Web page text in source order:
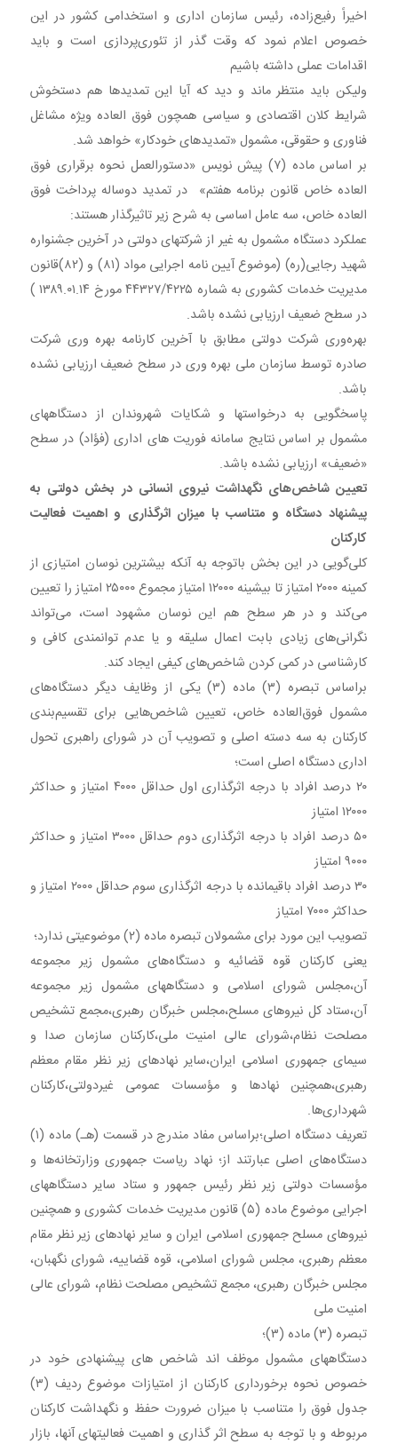
اخیراً رفیع‌زاده، رئیس سازمان اداری و استخدامی کشور در این
خصوص اعلام نمود که وقت گذر از تئوری‌پردازی است و باید
اقدامات عملی داشته باشیم
ولیکن باید منتظر ماند و دید که آیا این تمدیدها هم دستخوش
شرایط کلان اقتصادی و سیاسی همچون فوق العاده ویژه مشاغل
فناوری و حقوقی، مشمول «تمدیدهای خودکار» خواهد شد.
بر اساس ماده (۷) پیش نویس «دستورالعمل نحوه برقراری فوق
العاده خاص قانون برنامه هفتم» در تمدید دوساله پرداخت فوق
العاده خاص، سه عامل اساسی به شرح زیر تاثیرگذار هستند:
عملکرد دستگاه مشمول به غیر از شرکتهای دولتی در آخرین جشنواره
شهید رجایی(ره) (موضوع آیین نامه اجرایی مواد (۸۱) و (۸۲)قانون
مدیریت خدمات کشوری به شماره ۴۴۳۲۷/۴۲۲۵ مورخ ۱۳۸۹.۰۱.۱۴ )
در سطح ضعیف ارزیابی نشده باشد.
بهره‌وری شرکت دولتی مطابق با آخرین کارنامه بهره وری شرکت
صادره توسط سازمان ملی بهره وری در سطح ضعیف ارزیابی نشده
باشد.
پاسخگویی به درخواستها و شکایات شهروندان از دستگاههای
مشمول بر اساس نتایج سامانه فوریت های اداری (فؤاد) در سطح
«ضعیف» ارزیابی نشده باشد.
تعیین شاخص‌های نگهداشت نیروی انسانی در بخش دولتی به
پیشنهاد دستگاه و متناسب با میزان اثرگذاری و اهمیت فعالیت
کارکنان
کلی‌گویی در این بخش باتوجه به آنکه بیشترین نوسان امتیازی از
کمینه ۲۰۰۰ امتیاز تا بیشینه ۱۲۰۰۰ امتیاز مجموع ۲۵۰۰۰ امتیاز را تعیین
می‌کند و در هر سطح هم این نوسان مشهود است، می‌تواند
نگرانی‌های زیادی بابت اعمال سلیقه و یا عدم توانمندی کافی و
کارشناسی در کمی کردن شاخص‌های کیفی ایجاد کند.
براساس تبصره (۳) ماده (۳) یکی از وظایف دیگر دستگاه‌های
مشمول فوق‌العاده خاص، تعیین شاخص‌هایی برای تقسیم‌بندی
کارکنان به سه دسته اصلی و تصویب آن در شورای راهبری تحول
اداری دستگاه اصلی است؛
۲۰ درصد افراد با درجه اثرگذاری اول حداقل ۴۰۰۰ امتیاز و حداکثر
۱۲۰۰۰ امتیاز
۵۰ درصد افراد با درجه اثرگذاری دوم حداقل ۳۰۰۰ امتیاز و حداکثر
۹۰۰۰ امتیاز
۳۰ درصد افراد باقیمانده با درجه اثرگذاری سوم حداقل ۲۰۰۰ امتیاز و
حداکثر ۷۰۰۰ امتیاز
تصویب این مورد برای مشمولان تبصره ماده (۲) موضوعیتی ندارد؛
یعنی کارکنان قوه قضائیه و دستگاه‌های مشمول زیر مجموعه
آن،مجلس شورای اسلامی و دستگاههای مشمول زیر مجموعه
آن،ستاد کل نیروهای مسلح،مجلس خبرگان رهبری،مجمع تشخیص
مصلحت نظام،شورای عالی امنیت ملی،کارکنان سازمان صدا و
سیمای جمهوری اسلامی ایران،سایر نهادهای زیر نظر مقام معظم
رهبری،همچنین نهادها و مؤسسات عمومی غیردولتی،کارکنان
شهرداری‌ها.
تعریف دستگاه اصلی؛براساس مفاد مندرج در قسمت (هـ) ماده (۱)
دستگاه‌های اصلی عبارتند از؛ نهاد ریاست جمهوری وزارتخانه‌ها و
مؤسسات دولتی زیر نظر رئیس جمهور و ستاد سایر دستگاههای
اجرایی موضوع ماده (۵) قانون مدیریت خدمات کشوری و همچنین
نیروهای مسلح جمهوری اسلامی ایران و سایر نهادهای زیر نظر مقام
معظم رهبری، مجلس شورای اسلامی، قوه قضاییه، شورای نگهبان،
مجلس خبرگان رهبری، مجمع تشخیص مصلحت نظام، شورای عالی
امنیت ملی
تبصره (۳) ماده (۳)؛
دستگاههای مشمول موظف اند شاخص های پیشنهادی خود در
خصوص نحوه برخورداری کارکنان از امتیازات موضوع ردیف (۳)
جدول فوق را متناسب با میزان ضرورت حفظ و نگهداشت کارکنان
مربوطه و با توجه به سطح اثر گذاری و اهمیت فعالیتهای آنها، بازار